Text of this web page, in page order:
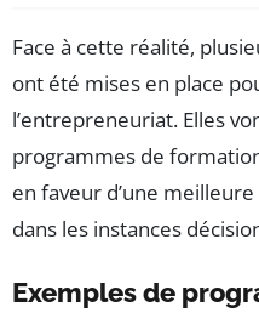
Face à cette réalité,
ont été mises en place
l’entrepreneuriat. Elles
programmes de
en faveur d’une
dans les instances
Exemples de